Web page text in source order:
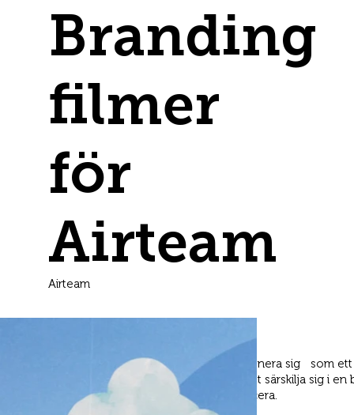
Airteam
Branding
filmer
för
Airteam
Airteam behövde hjälp med att positionera sig som
inom ventilation och på ett tydligt sätt särskilja sig i en
väldigt likriktad i sitt sätt att kommunicera.